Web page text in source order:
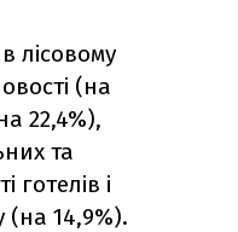
лісовому
(на
22,4%),
та
готелів і
(на 14,9%).